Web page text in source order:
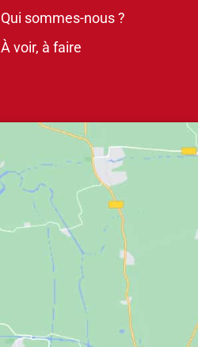
Qui sommes-nous ?
À voir, à faire